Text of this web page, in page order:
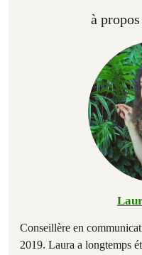
à
Conseillère en
2019. Laura a longtemps